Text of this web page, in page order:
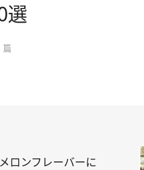
選
篇
ロンフレーバーに